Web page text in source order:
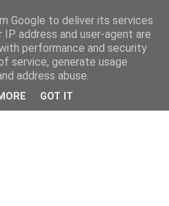
Google to deliver its services
address and user-agent are
performance and security
service, generate usage
address abuse.
GOT IT